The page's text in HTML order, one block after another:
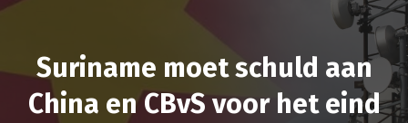
Suriname moet schuld aan
China en CBvS voor het eind